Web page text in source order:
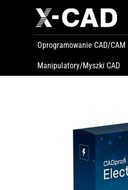
Oprogramowanie CAD/CAM
Manipulatory/Myszki CAD